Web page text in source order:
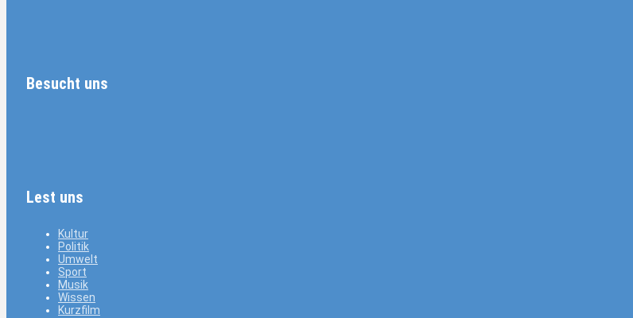
Besucht uns
Lest uns
Kultur
Politik
Umwelt
Sport
Musik
Wissen
Kurzfilm